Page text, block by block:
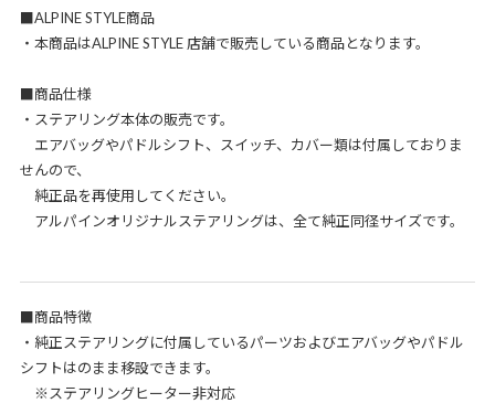
■ALPINE STYLE商品
・本商品はALPINE STYLE 店舗で販売している商品となります。
■商品仕様
・ステアリング本体の販売です。
エアバッグやパドルシフト、スイッチ、カバー類は付属しておりま
せんので、
純正品を再使用してください。
アルパインオリジナルステアリングは、全て純正同径サイズです。
■商品特徴
・純正ステアリングに付属しているパーツおよびエアバッグやパドル
シフトはのまま移設できます。
※ステアリングヒーター非対応